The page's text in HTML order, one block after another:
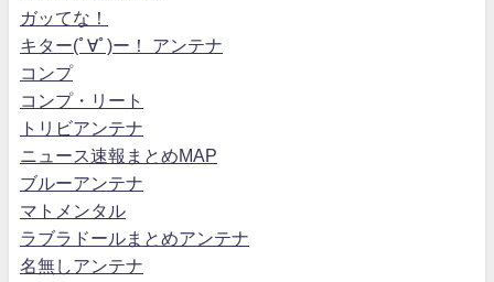
ガッてな！
キター(ﾟ∀ﾟ)ー！ アンテナ
コンプ
コンプ・リート
トリビアンテナ
ニュース速報まとめMAP
ブルーアンテナ
マトメンタル
ラブラドールまとめアンテナ
名無しアンテナ